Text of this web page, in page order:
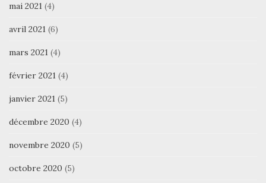
mai 2021 (4)
avril 2021 (6)
mars 2021 (4)
février 2021 (4)
janvier 2021 (5)
décembre 2020 (4)
novembre 2020 (5)
octobre 2020 (5)